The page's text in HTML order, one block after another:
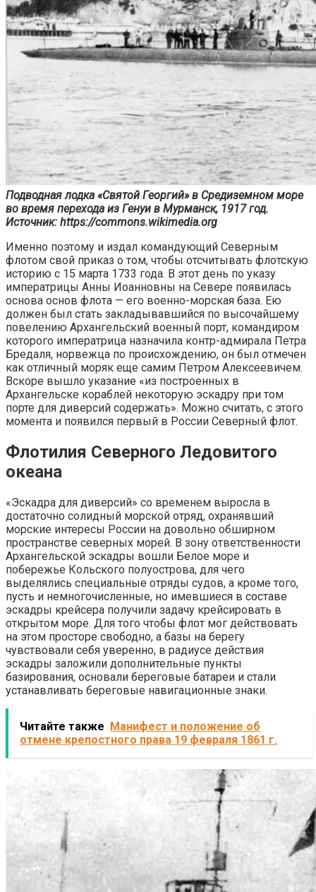
Подводная лодка «Святой Георгий» в Средиземном море
во время перехода из Генуи в Мурманск, 1917 год.
Источник: https://commons.wikimedia.org
Именно поэтому и издал командующий Северным
флотом свой приказ о том, чтобы отсчитывать флотскую
историю с 15 марта 1733 года. В этот день по указу
императрицы Анны Иоанновны на Севере появилась
основа основ флота — его военно-морская база. Ею
должен был стать закладывавшийся по высочайшему
повелению Архангельский военный порт, командиром
которого императрица назначила контр-адмирала Петра
Бредаля, норвежца по происхождению, он был отмечен
как отличный моряк еще самим Петром Алексеевичем.
Вскоре вышло указание «из построенных в
Архангельске кораблей некоторую эскадру при том
порте для диверсий содержать». Можно считать, с этого
момента и появился первый в России Северный флот.
Флотилия Северного Ледовитого
океана
«Эскадра для диверсий» со временем выросла в
достаточно солидный морской отряд, охранявший
морские интересы России на довольно обширном
пространстве северных морей. В зону ответственности
Архангельской эскадры вошли Белое море и
побережье Кольского полуострова, для чего
выделялись специальные отряды судов, а кроме того,
пусть и немногочисленные, но имевшиеся в составе
эскадры крейсера получили задачу крейсировать в
открытом море. Для того чтобы флот мог действовать
на этом просторе свободно, а базы на берегу
чувствовали себя уверенно, в радиусе действия
эскадры заложили дополнительные пункты
базирования, основали береговые батареи и стали
устанавливать береговые навигационные знаки.
Читайте также Манифест и положение об
отмене крепостного права 19 февраля 1861 г.